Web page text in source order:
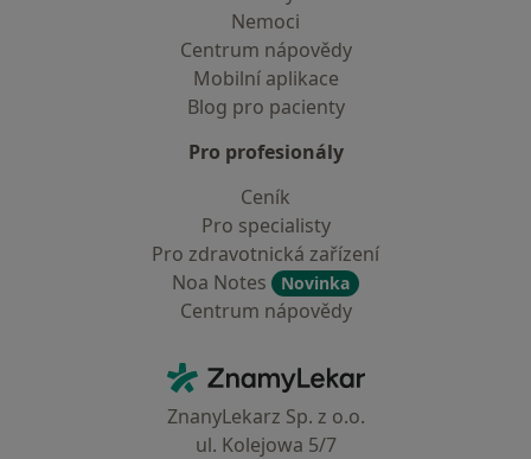
Nemoci
Centrum nápovědy
Mobilní aplikace
Blog pro pacienty
Pro profesionály
Ceník
Pro specialisty
Pro zdravotnická zařízení
Noa Notes
Novinka
Centrum nápovědy
ZnamyLekar - Hlavní stránka
ZnanyLekarz Sp. z o.o.
ul. Kolejowa 5/7